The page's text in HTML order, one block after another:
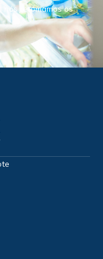
nós retomamos os